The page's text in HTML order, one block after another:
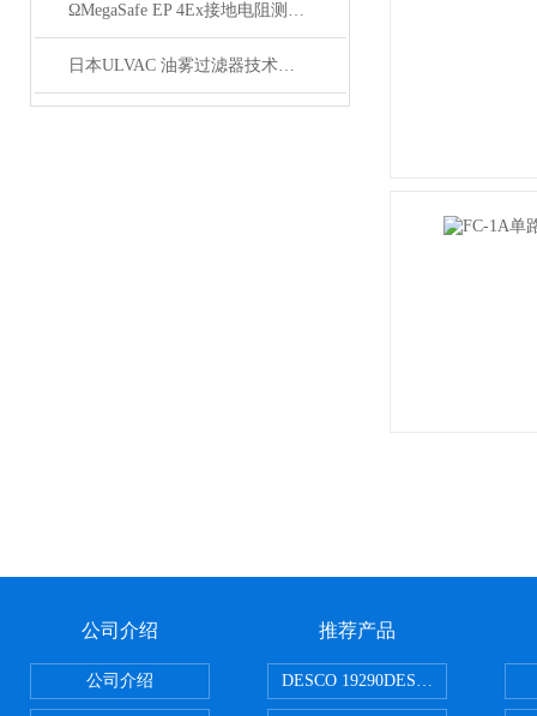
ΩMegaSafe EP 4Ex接地电阻测试表技术参数
日本ULVAC 油雾过滤器技术资料
公司介绍
公司介绍
推荐产品
DESCO 19290DESCO 19290重锤